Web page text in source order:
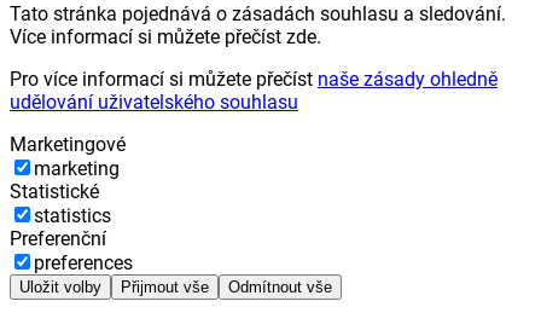
Tato stránka pojednává o zásadách souhlasu a sledování.
Více informací si můžete přečíst zde.
Pro více informací si můžete přečíst naše zásady ohledně
udělování uživatelského souhlasu
Marketingové
marketing
Statistické
statistics
Preferenční
preferences
Uložit volby Přijmout vše Odmítnout vše